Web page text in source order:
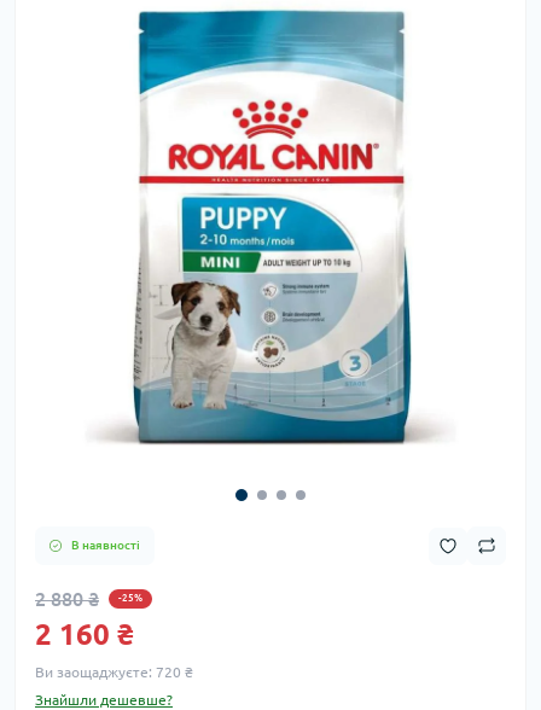
В наявності
2 880 ₴ -25%
2 160 ₴
Ви заощаджуєте: 720 ₴
Знайшли дешевше?